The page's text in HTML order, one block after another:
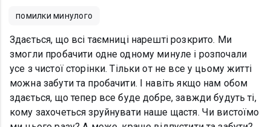
помилки минулого
Здається, що всі таємниці нарешті розкрито. Ми
змогли пробачити одне одному минуле і розпочали
усе з чистої сторінки. Тільки от не все у цьому житті
можна забути та пробачити. І навіть якщо нам обом
здається, що тепер все буде добре, завжди будуть ті,
кому захочеться зруйнувати наше щастя. Чи вистоїмо